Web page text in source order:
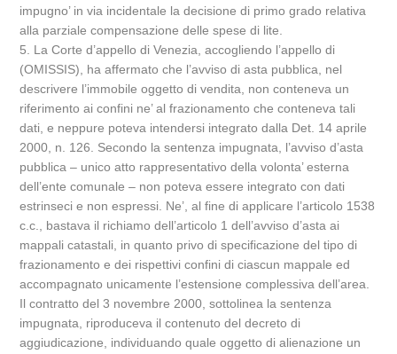
impugno’ in via incidentale la decisione di primo grado relativa
alla parziale compensazione delle spese di lite.
5. La Corte d’appello di Venezia, accogliendo l’appello di
(OMISSIS), ha affermato che l’avviso di asta pubblica, nel
descrivere l’immobile oggetto di vendita, non conteneva un
riferimento ai confini ne’ al frazionamento che conteneva tali
dati, e neppure poteva intendersi integrato dalla Det. 14 aprile
2000, n. 126. Secondo la sentenza impugnata, l’avviso d’asta
pubblica – unico atto rappresentativo della volonta’ esterna
dell’ente comunale – non poteva essere integrato con dati
estrinseci e non espressi. Ne’, al fine di applicare l’articolo 1538
c.c., bastava il richiamo dell’articolo 1 dell’avviso d’asta ai
mappali catastali, in quanto privo di specificazione del tipo di
frazionamento e dei rispettivi confini di ciascun mappale ed
accompagnato unicamente l’estensione complessiva dell’area.
Il contratto del 3 novembre 2000, sottolinea la sentenza
impugnata, riproduceva il contenuto del decreto di
aggiudicazione, individuando quale oggetto di alienazione un